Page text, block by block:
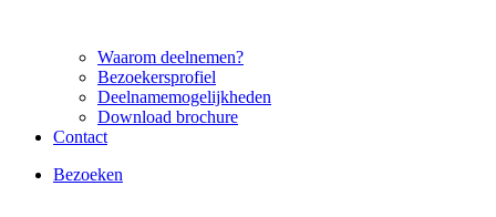
Waarom deelnemen?
Bezoekersprofiel
Deelnamemogelijkheden
Download brochure
Contact
Bezoeken